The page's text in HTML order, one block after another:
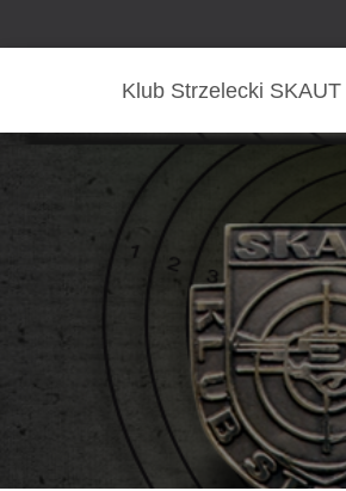
Klub Strzelecki SKAUT